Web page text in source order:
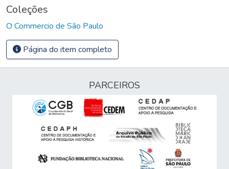
Coleções
O Commercio de São Paulo
Página do item completo
PARCEIROS